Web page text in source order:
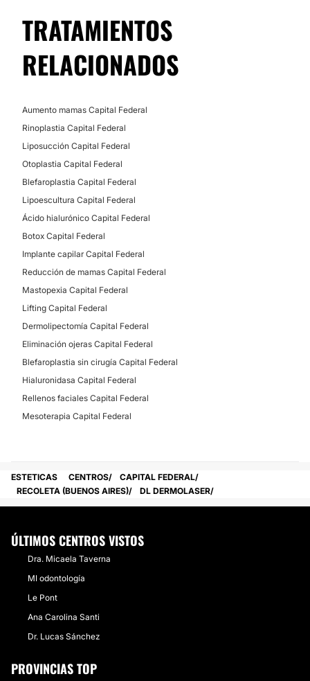
Peeling
Microdermoabrasión
TRATAMIENTOS
RELACIONADOS
Aumento mamas Capital Federal
Rinoplastia Capital Federal
Liposucción Capital Federal
Otoplastia Capital Federal
Blefaroplastia Capital Federal
Lipoescultura Capital Federal
Ácido hialurónico Capital Federal
Botox Capital Federal
Implante capilar Capital Federal
Reducción de mamas Capital Federal
Mastopexia Capital Federal
Lifting Capital Federal
Dermolipectomía Capital Federal
Eliminación ojeras Capital Federal
Blefaroplastia sin cirugía Capital Federal
Hialuronidasa Capital Federal
Rellenos faciales Capital Federal
Mesoterapia Capital Federal
ESTETICAS CENTROS
CAPITAL FEDERAL
RECOLETA (BUENOS AIRES)
DL DERMOLASER
ÚLTIMOS CENTROS VISTOS
Dra. Micaela Taverna
MI odontología
Le Pont
Ana Carolina Santi
Dr. Lucas Sánchez
PROVINCIAS TOP